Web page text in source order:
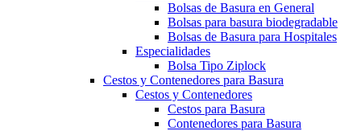
Bolsas de Basura en General
Bolsas para basura biodegradable
Bolsas de Basura para Hospitales
Especialidades
Bolsa Tipo Ziplock
Cestos y Contenedores para Basura
Cestos y Contenedores
Cestos para Basura
Contenedores para Basura